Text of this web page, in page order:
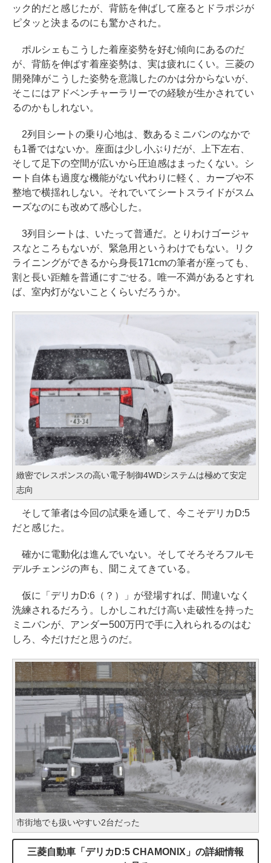
ック的だと感じたが、背筋を伸ばして座るとドラポジが
ピタッと決まるのにも驚かされた。
ポルシェもこうした着座姿勢を好む傾向にあるのだ
が、背筋を伸ばす着座姿勢は、実は疲れにくい。三菱の
開発陣がこうした姿勢を意識したのかは分からないが、
そこにはアドベンチャーラリーでの経験が生かされてい
るのかもしれない。
2列目シートの乗り心地は、数あるミニバンのなかで
も1番ではないか。座面は少し小ぶりだが、上下左右、
そして足下の空間が広いから圧迫感はまったくない。シ
ート自体も過度な機能がない代わりに軽く、カーブや不
整地で横揺れしない。それでいてシートスライドがスム
ーズなのにも改めて感心した。
3列目シートは、いたって普通だ。とりわけゴージャ
スなところもないが、緊急用というわけでもない。リク
ライニングができるから身長171cmの筆者が座っても、
割と長い距離を普通にすごせる。唯一不満があるとすれ
ば、室内灯がないことくらいだろうか。
緻密でレスポンスの高い電子制御4WDシステムは極めて安定
志向
そして筆者は今回の試乗を通して、今こそデリカD:5
だと感じた。
確かに電動化は進んでいない。そしてそろそろフルモ
デルチェンジの声も、聞こえてきている。
仮に「デリカD:6（？）」が登場すれば、間違いなく
洗練されるだろう。しかしこれだけ高い走破性を持った
ミニバンが、アンダー500万円で手に入れられるのはむ
しろ、今だけだと思うのだ。
市街地でも扱いやすい2台だった
三菱自動車「デリカD:5 CHAMONIX」の詳細情報